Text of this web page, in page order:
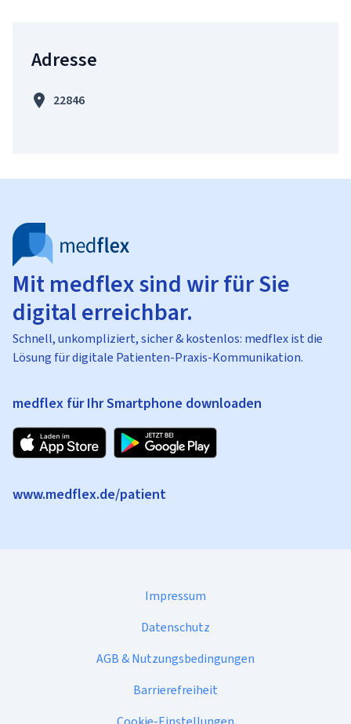
Adresse
22846
Mit medflex sind wir für Sie
digital erreichbar.
Schnell, unkompliziert, sicher & kostenlos: medflex ist die
Lösung für digitale Patienten-Praxis-Kommunikation.
medflex für Ihr Smartphone downloaden
www.medflex.de/patient
Impressum
Datenschutz
AGB & Nutzungsbedingungen
Barrierefreiheit